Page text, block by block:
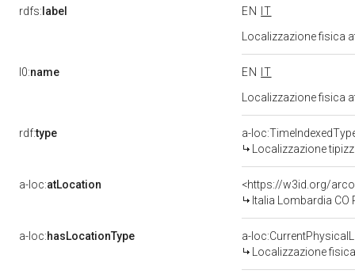
rdfs: label EN
IT
Localizzazione fisica
l0:name EN
IT
Localizzazione fisica
rdf:type
a-
Localizzazione
a-loc:atLocation
<https://w3id.org/
Italia Lombardia CO
a-loc:hasLocationType
a-
Localizzazione